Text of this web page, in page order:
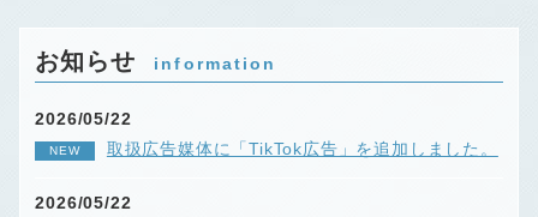
お知らせ information
2026/05/22
NEW 取扱広告媒体に「TikTok広告」を追加しました。
2026/05/22